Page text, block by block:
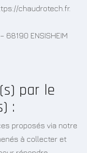
chaudrotech.fr.
68190 ENSISHEIM
par le
:
proposés via notre
à collecter et